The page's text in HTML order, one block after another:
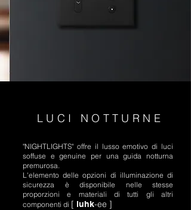
LUCI NOTTURNE
"NIGHTLIGHTS" offre il lusso emotivo di luci
soffuse e genuine per una guida notturna
premurosa.
L'elemento delle opzioni di illuminazione di
sicurezza è disponibile nelle stesse
proporzioni e materiali di tutti gli altri
componenti di [ luhk-ee ]